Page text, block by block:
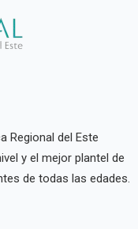
Regional del Este
y el mejor plantel de
de todas las edades.